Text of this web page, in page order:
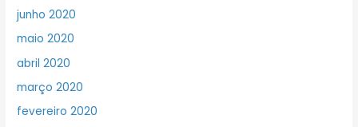
junho 2020
maio 2020
abril 2020
março 2020
fevereiro 2020